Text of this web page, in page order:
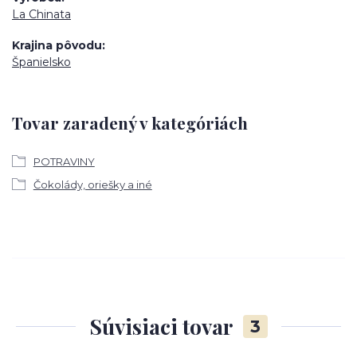
La Chinata
Krajina pôvodu
Španielsko
Tovar zaradený v kategóriách
POTRAVINY
Čokolády, oriešky a iné
Súvisiaci tovar 3